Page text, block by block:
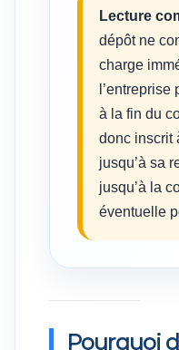
Lecture
dépôt ne
charge
à la fin du
donc inscrit
jusqu’à sa
jusqu’à la
éventuelle
Pourquoi